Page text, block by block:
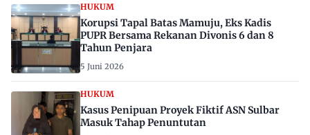
HUKUM
Korupsi Tapal Batas Mamuju, Eks Kadis
PUPR Bersama Rekanan Divonis 6 dan 8
Tahun Penjara
5 Juni 2026
HUKUM
Kasus Penipuan Proyek Fiktif ASN Sulbar
Masuk Tahap Penuntutan